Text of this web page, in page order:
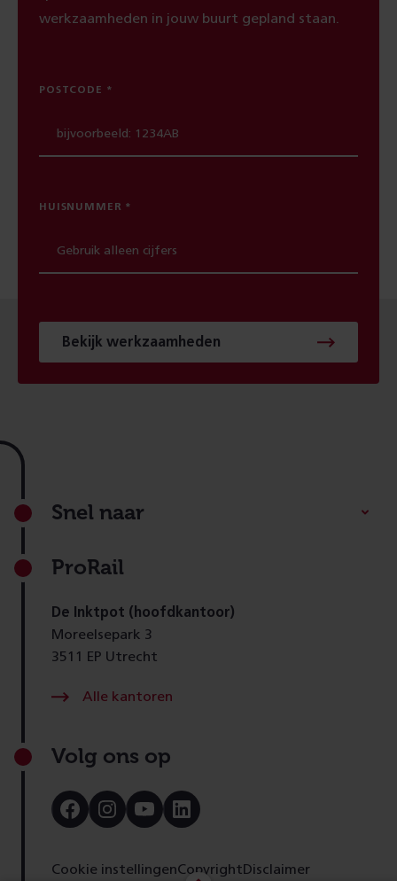
werkzaamheden in jouw buurt gepland staan.
POSTCODE
HUISNUMMER
Bekijk werkzaamheden
Footer
Snel naar
ProRail
De Inktpot (hoofdkantoor)
Moreelsepark 3
3511 EP Utrecht
Alle kantoren
Volg ons op
Bezoek
onze
Bezoek
onze
Bezoek
onze
Bezoek
onze
Cookie instellingenCopyright Disclaimer